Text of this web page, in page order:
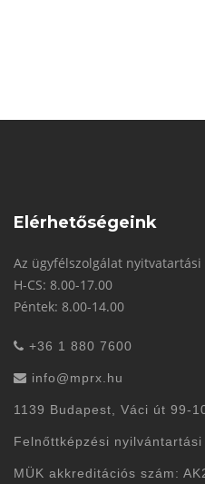
Elérhetőségeink
Az ügyfélszolgálat nyitvatartási
H-CS: 8.00-17.00
Péntek: 8.00-14.00
+36 1 880 7600
info@mprx.hu
1139 Budapest, Váci út 99-
Felnőttképzési
MÜK akkreditációs szám: